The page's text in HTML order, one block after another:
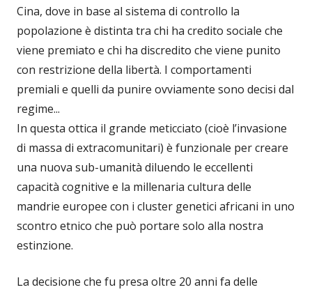
Cina, dove in base al sistema di controllo la
popolazione è distinta tra chi ha credito sociale che
viene premiato e chi ha discredito che viene punito
con restrizione della libertà. I comportamenti
premiali e quelli da punire ovviamente sono decisi dal
regime...
In questa ottica il grande meticciato (cioè l’invasione
di massa di extracomunitari) è funzionale per creare
una nuova sub-umanità diluendo le eccellenti
capacità cognitive e la millenaria cultura delle
mandrie europee con i cluster genetici africani in uno
scontro etnico che può portare solo alla nostra
estinzione.
La decisione che fu presa oltre 20 anni fa delle